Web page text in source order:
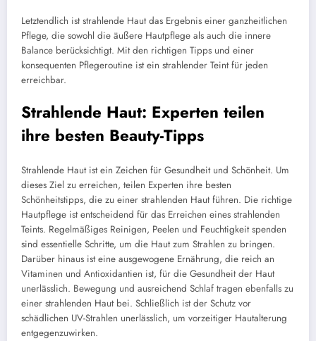
Letztendlich ist strahlende Haut das Ergebnis einer ganzheitlichen
Pflege, die sowohl die äußere Hautpflege als auch die innere
Balance berücksichtigt. Mit den richtigen Tipps und einer
konsequenten Pflegeroutine ist ein strahlender Teint für jeden
erreichbar.
Strahlende Haut: Experten teilen
ihre besten Beauty-Tipps
Strahlende Haut ist ein Zeichen für Gesundheit und Schönheit. Um
dieses Ziel zu erreichen, teilen Experten ihre besten
Schönheitstipps, die zu einer strahlenden Haut führen. Die richtige
Hautpflege ist entscheidend für das Erreichen eines strahlenden
Teints. Regelmäßiges Reinigen, Peelen und Feuchtigkeit spenden
sind essentielle Schritte, um die Haut zum Strahlen zu bringen.
Darüber hinaus ist eine ausgewogene Ernährung, die reich an
Vitaminen und Antioxidantien ist, für die Gesundheit der Haut
unerlässlich. Bewegung und ausreichend Schlaf tragen ebenfalls zu
einer strahlenden Haut bei. Schließlich ist der Schutz vor
schädlichen UV-Strahlen unerlässlich, um vorzeitiger Hautalterung
entgegenzuwirken.